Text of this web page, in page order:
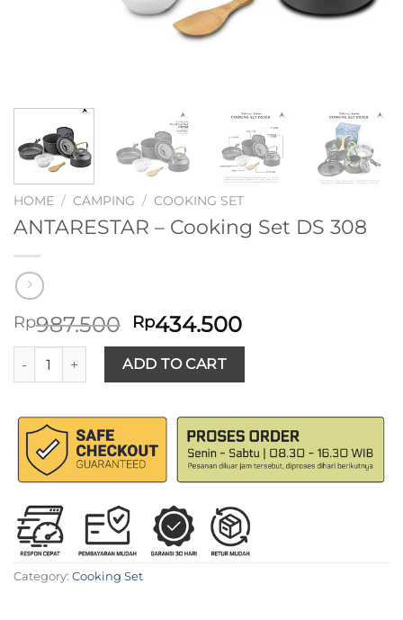
HOME / CAMPING / COOKING SET
ANTARESTAR – Cooking Set DS 308
Rp987.500 Original
price
was:
Rp987.500.
Rp434.500Current
price
Rp434.500.
ANTARESTAR - Cooking Set DS 308 quantity
ADD TO CART
Category: Cooking Set